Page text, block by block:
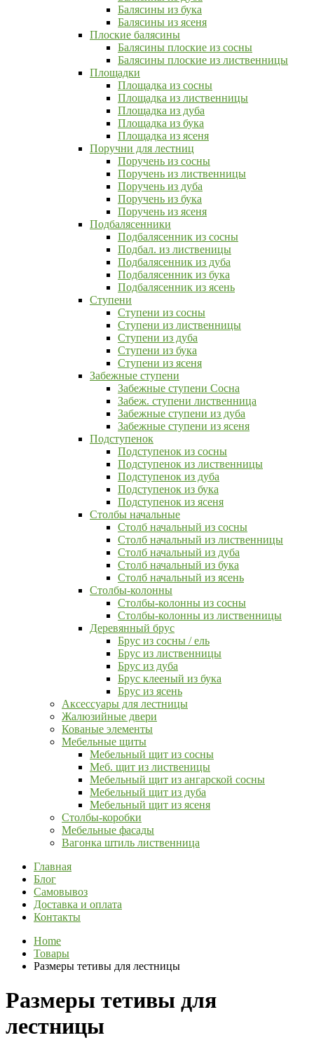
Балясины из бука
Балясины из ясеня
Плоские балясины
Балясины плоские из сосны
Балясины плоские из лиственницы
Площадки
Площадка из сосны
Площадка из лиственницы
Площадка из дуба
Площадка из бука
Площадка из ясеня
Поручни для лестниц
Поручень из сосны
Поручень из лиственницы
Поручень из дуба
Поручень из бука
Поручень из ясеня
Подбалясенники
Подбалясенник из сосны
Подбал. из лиственицы
Подбалясенник из дуба
Подбалясенник из бука
Подбалясенник из ясень
Ступени
Ступени из сосны
Ступени из лиственницы
Ступени из дуба
Ступени из бука
Ступени из ясеня
Забежные ступени
Забежные ступени Сосна
Забеж. ступени лиственница
Забежные ступени из дуба
Забежные ступени из ясеня
Подступенок
Подступенок из сосны
Подступенок из лиственницы
Подступенок из дуба
Подступенок из бука
Подступенок из ясеня
Столбы начальные
Столб начальный из сосны
Столб начальный из лиственницы
Столб начальный из дуба
Столб начальный из бука
Столб начальный из ясень
Столбы-колонны
Столбы-колонны из сосны
Столбы-колонны из лиственницы
Деревянный брус
Брус из сосны / ель
Брус из лиственницы
Брус из дуба
Брус клееный из бука
Брус из ясень
Аксессуары для лестницы
Жалюзийные двери
Кованые элементы
Мебельные щиты
Мебельный щит из сосны
Меб. щит из лиственицы
Мебельный щит из ангарской сосны
Мебельный щит из дуба
Мебельный щит из ясеня
Столбы-коробки
Мебельные фасады
Вагонка штиль лиственница
Главная
Блог
Самовывоз
Доставка и оплата
Контакты
Home
Товары
Размеры тетивы для лестницы
Размеры тетивы для
лестницы